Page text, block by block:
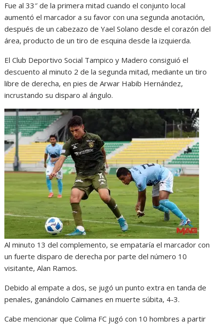
Fue al 33″ de la primera mitad cuando el conjunto local
aumentó el marcador a su favor con una segunda anotación,
después de un cabezazo de Yael Solano desde el corazón del
área, producto de un tiro de esquina desde la izquierda.
El Club Deportivo Social Tampico y Madero consiguió el
descuento al minuto 2 de la segunda mitad, mediante un tiro
libre de derecha, en pies de Arwar Habib Hernández,
incrustando su disparo al ángulo.
Al minuto 13 del complemento, se empataría el marcador con
un fuerte disparo de derecha por parte del número 10
visitante, Alan Ramos.
Debido al empate a dos, se jugó un punto extra en tanda de
penales, ganándolo Caimanes en muerte súbita, 4-3.
Cabe mencionar que Colima FC jugó con 10 hombres a partir